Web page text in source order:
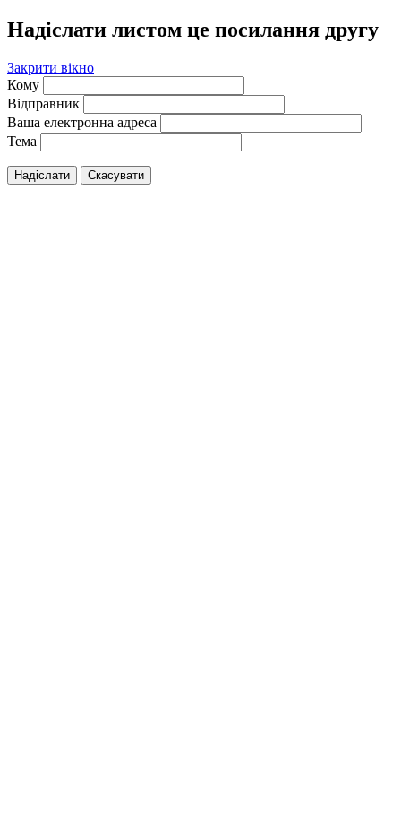
Надіслати листом це посилання другу
Закрити вікно
Кому
Відправник
Ваша електронна адреса
Тема
Надіслати Скасувати